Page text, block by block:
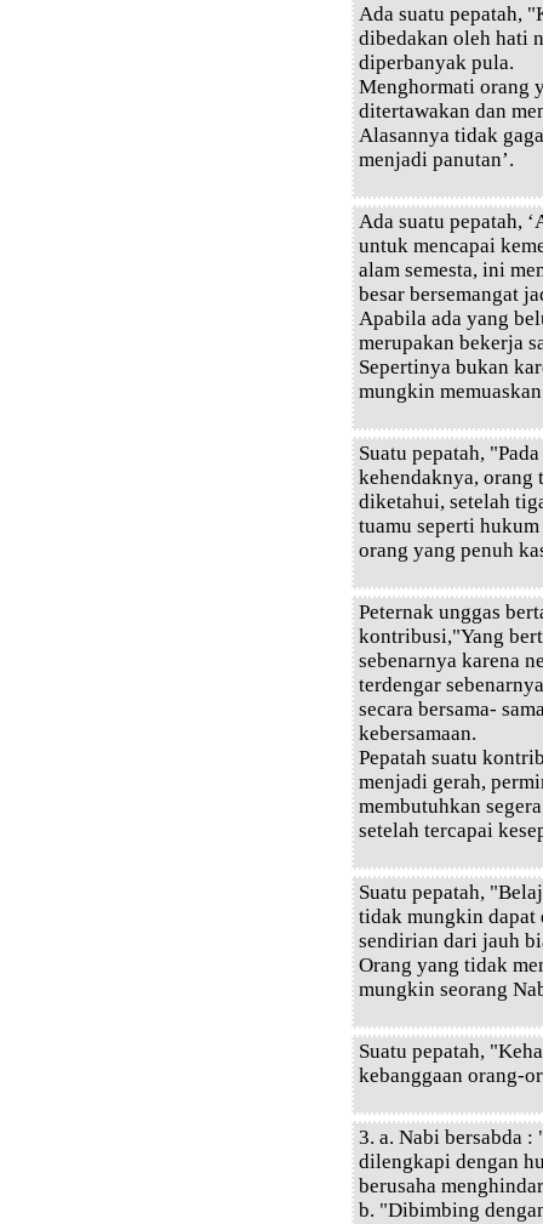
Ada suatu pepatah,
dibedakan oleh hati
diperbanyak pula.
Menghormati orang
ditertawakan dan
Alasannya tidak
menjadi panutan’.
Ada suatu pepatah,
untuk mencapai
alam semesta, ini
besar bersemangat
Apabila ada yang
merupakan bekerja
Sepertinya bukan
mungkin
Suatu pepatah,
kehendaknya, orang
diketahui, setelah
tuamu seperti
orang yang penuh
Peternak unggas
kontribusi,"Yang
sebenarnya karena
terdengar
secara bersama-
kebersamaan.
Pepatah suatu
menjadi gerah,
membutuhkan
setelah tercapai
Suatu pepatah,
tidak mungkin dapat
sendirian dari jauh
Orang yang tidak
mungkin seorang
Suatu pepatah,
kebanggaan orang-
3. a. Nabi bersabda
dilengkapi dengan
berusaha
b. "Dibimbing